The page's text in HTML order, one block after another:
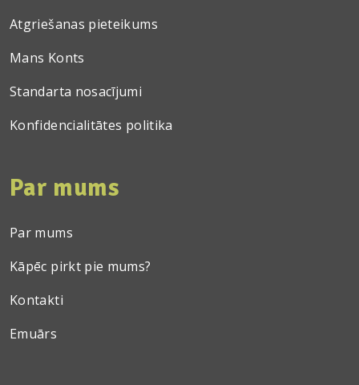
Atgriešanas pieteikums
Mans Konts
Standarta nosacījumi
Konfidencialitātes politika
Par mums
Par mums
Kāpēc pirkt pie mums?
Kontakti
Emuārs